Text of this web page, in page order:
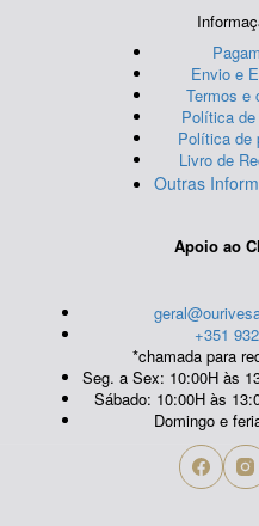
Envio e
Termos e
Política
Política de
Livro de
Outras
Apoio ao
+351
*chamada para
Seg. a Sex: 10:00H às
Sábado: 10:00H às
Domingo e